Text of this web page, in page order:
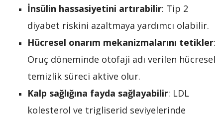
İnsülin hassasiyetini artırabilir: Tip 2
diyabet riskini azaltmaya yardımcı olabilir.
Hücresel onarım mekanizmalarını tetikler:
Oruç döneminde otofaji adı verilen hücresel
temizlik süreci aktive olur.
Kalp sağlığına fayda sağlayabilir: LDL
kolesterol ve trigliserid seviyelerinde